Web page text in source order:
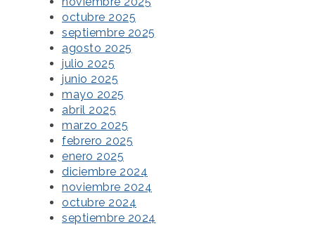
octubre 2025
septiembre 2025
agosto 2025
julio 2025
junio 2025
mayo 2025
abril 2025
marzo 2025
febrero 2025
enero 2025
diciembre 2024
noviembre 2024
octubre 2024
septiembre 2024